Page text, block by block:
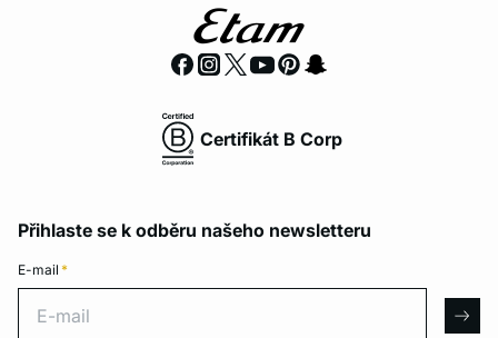
Certifikát B Corp
Přihlaste se k odběru našeho newsletteru
E-mail *